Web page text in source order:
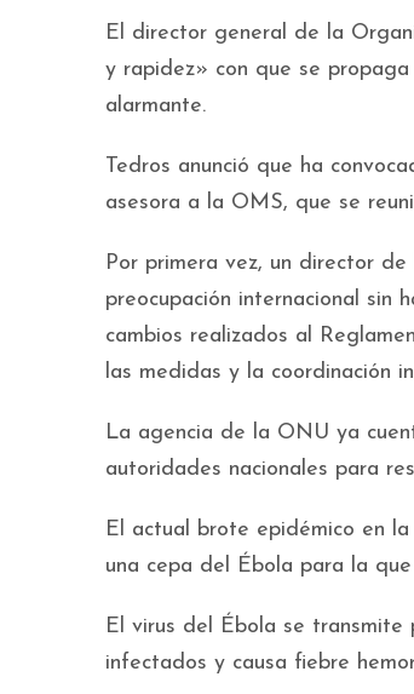
El director general de la
y rapidez» con que se
alarmante.
Tedros anunció que ha
asesora a la OMS, que se
Por primera vez, un director
preocupación internacional sin
cambios realizados al
las medidas y la coordinación
La agencia de la ONU ya
autoridades nacionales para
El actual brote epidémico en
una cepa del Ébola para la
El virus del Ébola se transmite
infectados y causa fiebre